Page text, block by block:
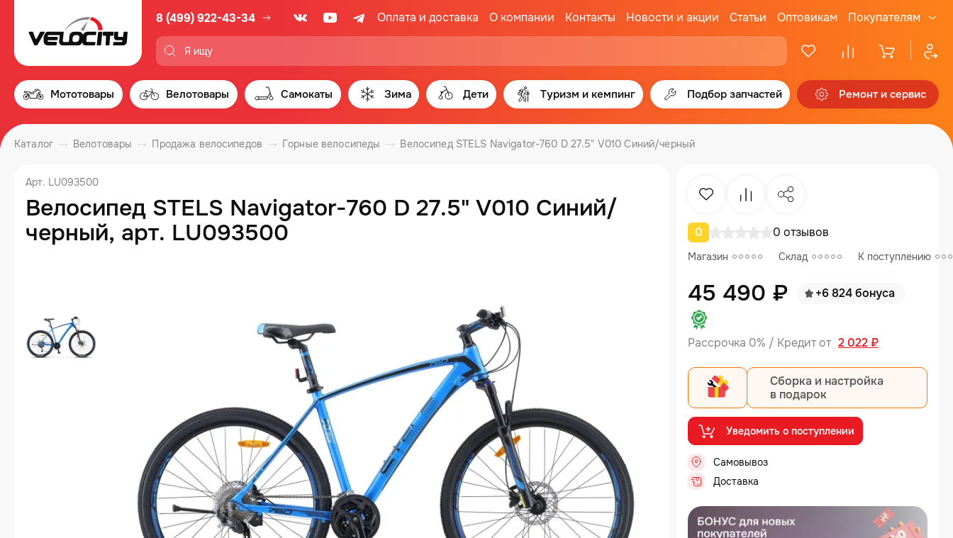
8 (499) 922-43-34 Оплата и доставка О компании Контакты Новости и акции Статьи Оптовикам Покупателям
Мототовары Велотовары Самокаты Зима Дети Туризм и кемпинг Подбор запчастей Ремонт и сервис
Каталог Велотовары Продажа велосипедов Горные велосипеды Велосипед STELS Navigator-760 D 27.5" V010 Синий/черный
Арт. LU093500
Велосипед STELS Navigator-760 D 27.5" V010 Синий/
черный, арт. LU093500
ИзбранноеСравнениеПоделиться
0 0 отзывов
Магазин Склад К поступлению
45 490 ₽ +6 824 бонуса
Рассрочка 0% / Кредит от 2 022 ₽
Сборка и настройка
в подарок
Уведомить о поступлении
Самовывоз
Доставка